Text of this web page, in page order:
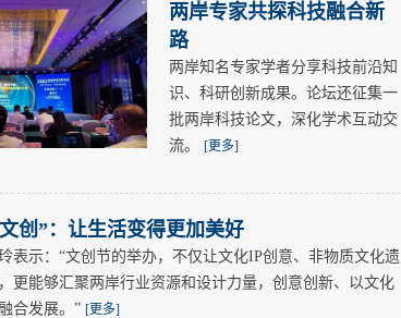
两岸专家共探科技融合新
路
两岸知名专家学者分享科技前沿知
识、科研创新成果。论坛还征集一
批两岸科技论文，深化学术互动交
流。
[更多]
创”：让生活变得更加美好
表示：“文创节的举办，不仅让文化IP创意、非物质文化遗
更能够汇聚两岸行业资源和设计力量，创意创新、以文化
合发展。” [更多]